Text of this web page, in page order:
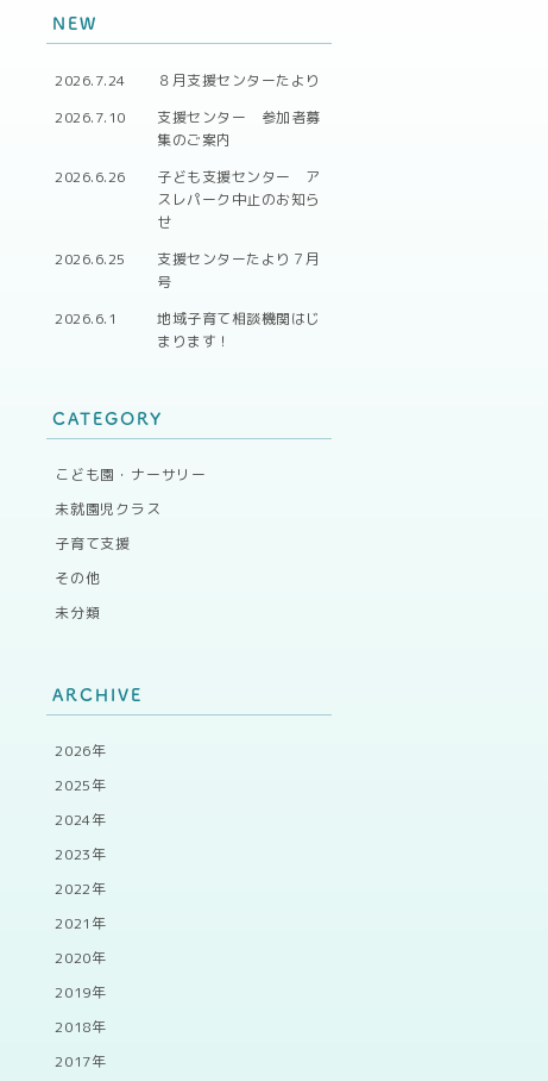
NEW
2026.7.24
８月支援センターたより
2026.7.10
支援センター 参加者募
集のご案内
2026.6.26
子ども支援センター ア
スレパーク中止のお知ら
せ
2026.6.25
支援センターたより７月
号
2026.6.1
地域子育て相談機関はじ
まります！
CATEGORY
こども園・ナーサリー
未就園児クラス
子育て支援
その他
未分類
ARCHIVE
2026年
2025年
2024年
2023年
2022年
2021年
2020年
2019年
2018年
2017年